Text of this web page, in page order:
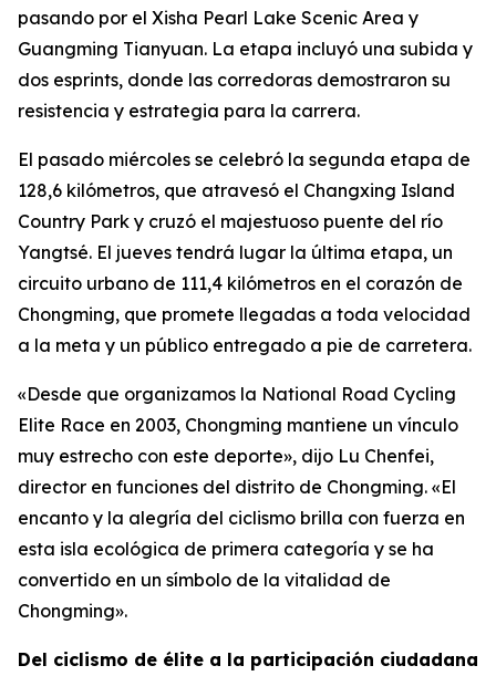
pasando por el Xisha Pearl Lake Scenic Area y
Guangming Tianyuan. La etapa incluyó una subida y
dos esprints, donde las corredoras demostraron su
resistencia y estrategia para la carrera.
El pasado miércoles se celebró la segunda etapa de
128,6 kilómetros, que atravesó el Changxing Island
Country Park y cruzó el majestuoso puente del río
Yangtsé. El jueves tendrá lugar la última etapa, un
circuito urbano de 111,4 kilómetros en el corazón de
Chongming, que promete llegadas a toda velocidad
a la meta y un público entregado a pie de carretera.
«Desde que organizamos la National Road Cycling
Elite Race en 2003, Chongming mantiene un vínculo
muy estrecho con este deporte», dijo Lu Chenfei,
director en funciones del distrito de Chongming. «El
encanto y la alegría del ciclismo brilla con fuerza en
esta isla ecológica de primera categoría y se ha
convertido en un símbolo de la vitalidad de
Chongming».
Del ciclismo de élite a la participación ciudadana